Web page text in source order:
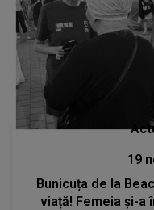
19
Bunicuța de la
viață! Femeia și-a